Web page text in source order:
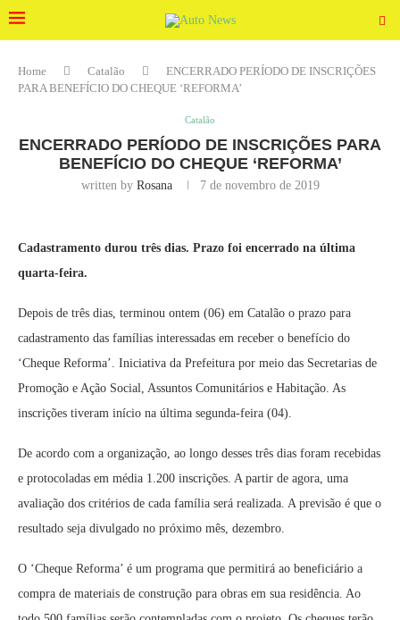
Home Catalão
ENCERRADO PERÍODO DE INSCRIÇÕES
PARA BENEFÍCIO DO CHEQUE ‘REFORMA’
Catalão
ENCERRADO PERÍODO DE INSCRIÇÕES PARA
BENEFÍCIO DO CHEQUE ‘REFORMA’
written by Rosana 7 de novembro de 2019
Cadastramento durou três dias. Prazo foi encerrado na última
quarta-feira.
Depois de três dias, terminou ontem (06) em Catalão o prazo para
cadastramento das famílias interessadas em receber o benefício do
‘Cheque Reforma’. Iniciativa da Prefeitura por meio das Secretarias de
Promoção e Ação Social, Assuntos Comunitários e Habitação. As
inscrições tiveram início na última segunda-feira (04).
De acordo com a organização, ao longo desses três dias foram recebidas
e protocoladas em média 1.200 inscrições. A partir de agora, uma
avaliação dos critérios de cada família será realizada. A previsão é que o
resultado seja divulgado no próximo mês, dezembro.
O ‘Cheque Reforma’ é um programa que permitirá ao beneficiário a
compra de materiais de construção para obras em sua residência. Ao